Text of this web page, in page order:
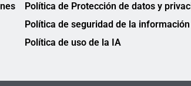
Política de Protección de datos y
Política de seguridad de la información
Política de uso de la IA